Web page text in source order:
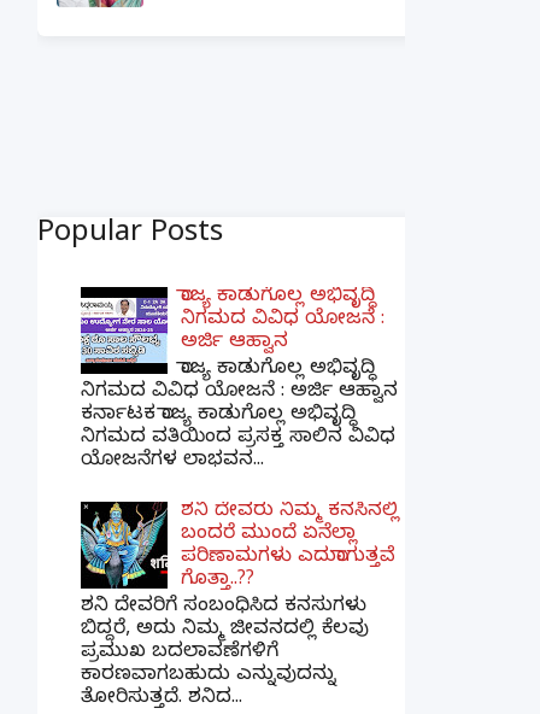
Popular Posts
ರಾಜ್ಯ ಕಾಡುಗೊಲ್ಲ ಅಭಿವೃದ್ಧಿ
ನಿಗಮದ ವಿವಿಧ ಯೋಜನೆ :
ಅರ್ಜಿ ಆಹ್ವಾನ
ರಾಜ್ಯ ಕಾಡುಗೊಲ್ಲ ಅಭಿವೃದ್ಧಿ
ನಿಗಮದ ವಿವಿಧ ಯೋಜನೆ : ಅರ್ಜಿ ಆಹ್ವಾನ
ಕರ್ನಾಟಕ ರಾಜ್ಯ ಕಾಡುಗೊಲ್ಲ ಅಭಿವೃದ್ಧಿ
ನಿಗಮದ ವತಿಯಿಂದ ಪ್ರಸಕ್ತ ಸಾಲಿನ ವಿವಿಧ
ಯೋಜನೆಗಳ ಲಾಭವನ...
ಶನಿ ದೇವರು ನಿಮ್ಮ ಕನಸಿನಲ್ಲಿ
ಬಂದರೆ ಮುಂದೆ ಏನೆಲ್ಲಾ
ಪರಿಣಾಮಗಳು ಎದುರಾಗುತ್ತವೆ
ಗೊತ್ತಾ..??
ಶನಿ ದೇವರಿಗೆ ಸಂಬಂಧಿಸಿದ ಕನಸುಗಳು
ಬಿದ್ದರೆ, ಅದು ನಿಮ್ಮ ಜೀವನದಲ್ಲಿ ಕೆಲವು
ಪ್ರಮುಖ ಬದಲಾವಣೆಗಳಿಗೆ
ಕಾರಣವಾಗಬಹುದು ಎನ್ನುವುದನ್ನು
ತೋರಿಸುತ್ತದೆ. ಶನಿದ...